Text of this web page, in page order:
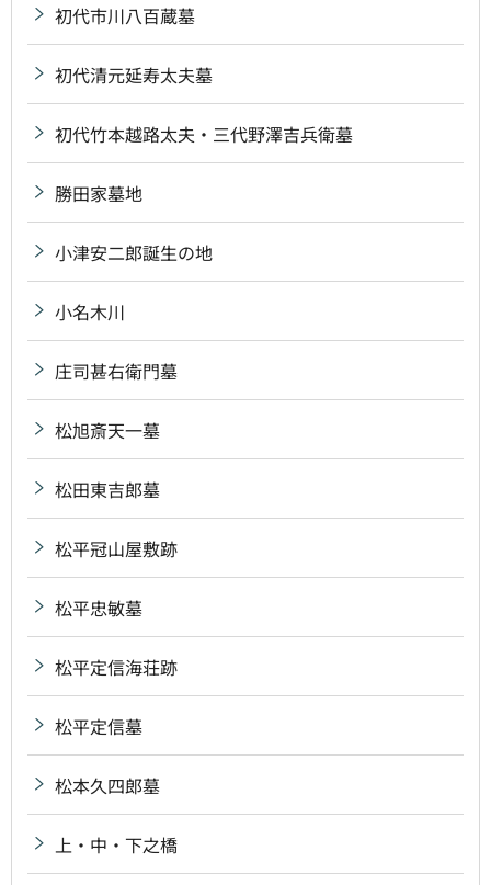
初代市川八百蔵墓
初代清元延寿太夫墓
初代竹本越路太夫・三代野澤吉兵衛墓
勝田家墓地
小津安二郎誕生の地
小名木川
庄司甚右衛門墓
松旭斎天一墓
松田東吉郎墓
松平冠山屋敷跡
松平忠敏墓
松平定信海荘跡
松平定信墓
松本久四郎墓
上・中・下之橋